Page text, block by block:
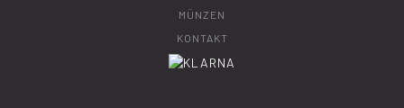
MÜNZEN
KONTAKT